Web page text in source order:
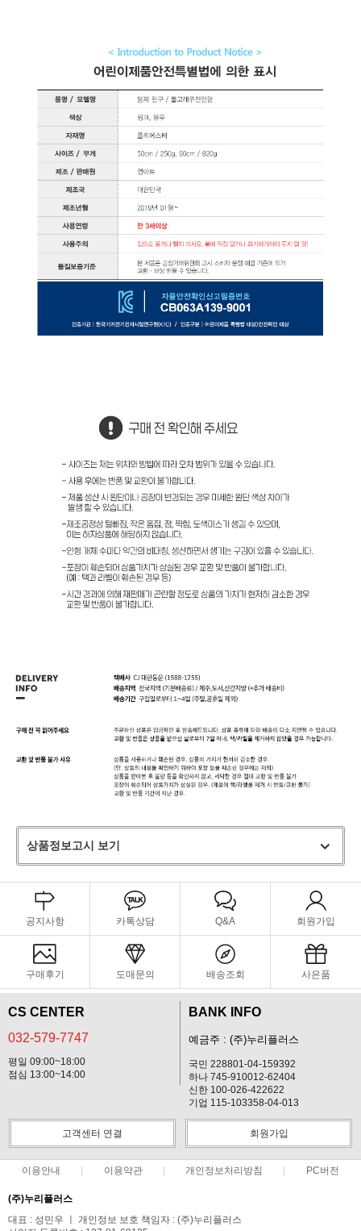
상품정보고시 보기
공지사항 카톡상담 Q&A 회원가입
구매후기 도매문의 배송조회 사은품
CS CENTER
032-579-7747
평일 09:00~18:00
점심 13:00~14:00
BANK INFO
예금주 : (주)누리플러스
국민 228801-04-159392
하나 745-910012-62404
신한 100-026-422622
기업 115-103358-04-013
고객센터 연결 회원가입
이용안내 이용약관 개인정보처리방침 PC버전
(주)누리플러스
대표 : 성민우 ㅣ 개인정보 보호 책임자 : (주)누리플러스